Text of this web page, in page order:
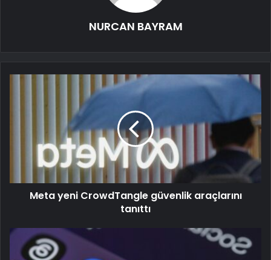
NURCAN BAYRAM
Meta yeni CrowdTangle güvenlik araçlarını
tanıttı